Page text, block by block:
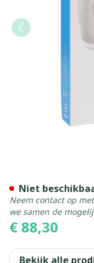
€ 88,30
Niet
Neem contact op
we samen de
Bekijk alle